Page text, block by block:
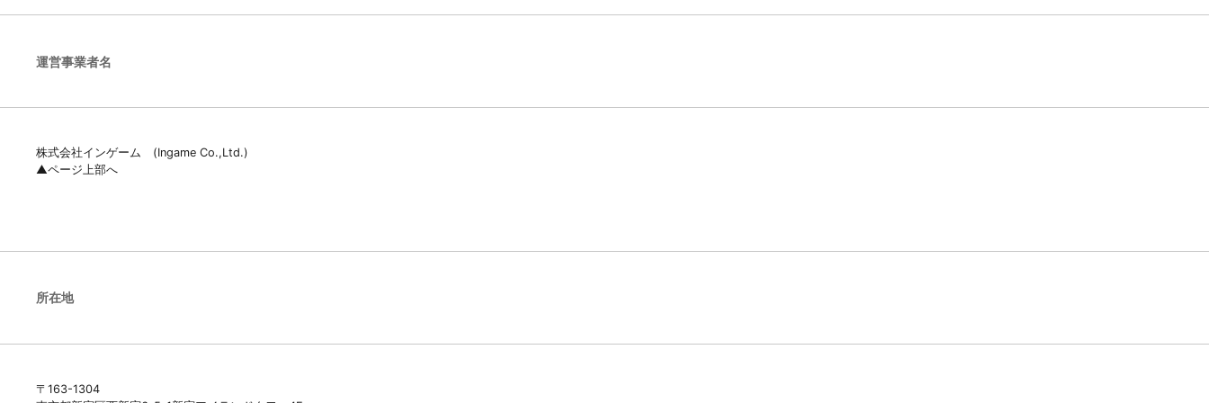
運営事業者名
株式会社インゲーム (Ingame Co.,Ltd.)
▲ページ上部へ
所在地
〒163-1304